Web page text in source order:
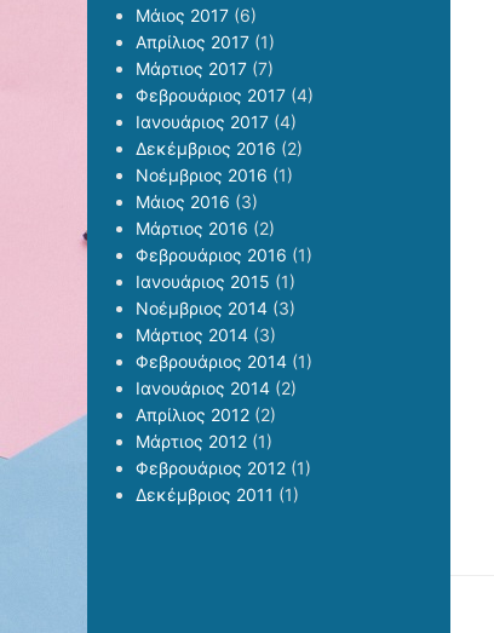
Μάιος 2017 (6)
Απρίλιος 2017 (1)
Μάρτιος 2017 (7)
Φεβρουάριος 2017 (4)
Ιανουάριος 2017 (4)
Δεκέμβριος 2016 (2)
Νοέμβριος 2016 (1)
Μάιος 2016 (3)
Μάρτιος 2016 (2)
Φεβρουάριος 2016 (1)
Ιανουάριος 2015 (1)
Νοέμβριος 2014 (3)
Μάρτιος 2014 (3)
Φεβρουάριος 2014 (1)
Ιανουάριος 2014 (2)
Απρίλιος 2012 (2)
Μάρτιος 2012 (1)
Φεβρουάριος 2012 (1)
Δεκέμβριος 2011 (1)